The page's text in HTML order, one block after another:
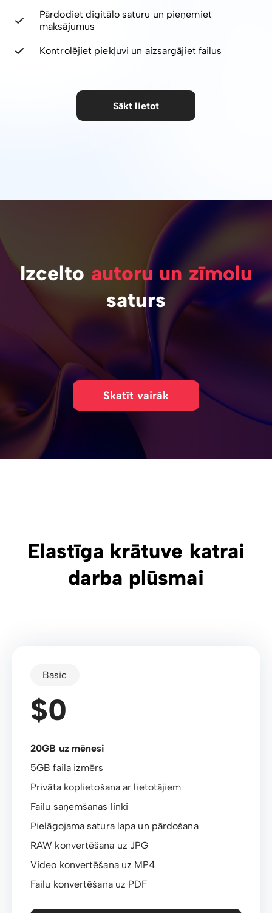
Pārdodiet digitālo saturu un pieņemiet
maksājumus
Kontrolējiet piekļuvi un aizsargājiet failus
Sākt lietot
Izcelto autoru un zīmolu
saturs
Skatīt vairāk
Elastīga krātuve katrai
darba plūsmai
Basic
$0
20GB uz mēnesi
5GB faila izmērs
Privāta koplietošana ar lietotājiem
Failu saņemšanas linki
Pielāgojama satura lapa un pārdošana
RAW konvertēšana uz JPG
Video konvertēšana uz MP4
Failu konvertēšana uz PDF